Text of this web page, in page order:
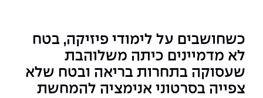
כשחושבים על לימודי פיזיקה, בטח
לא מדמיינים כיתה משלוהבת
שעסוקה בתחרות בריאה ובטח שלא
צפייה בסרטוני אנימציה להמחשת
נהלים, תקנונים וחקיקה
הוגנות מגדרית
דו-חוגי בהנדסה ומדעים
תואר שני בהנדסה
דקאנט הסטודנטים
מרכז קריירה
עתודה אקדמית
מסלול ישיר לתואר ראשון
המרכז לאנרגיה מתחדשת ובת קיימא
המרכז למחקר יישומי בעיבוד שפה וקול